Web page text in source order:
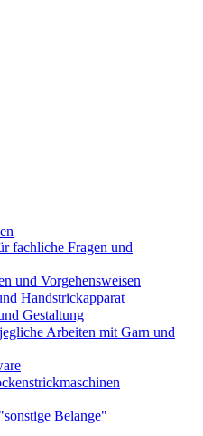
fachliche Fragen und
und Vorgehensweisen
Handstrickapparat
Gestaltung
Arbeiten mit Garn und
Belange"